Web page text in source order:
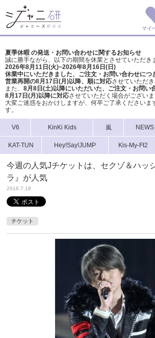
マイ
夏季休暇 の発送・お問い合わせに関するお知らせ
誠に勝手ながら、以下の期間を休業とさせていただき
2026年8月11日(火)~2026年8月16日(日)
休業中にいただきました、ご注文・お問い合わせにつ
営業再開の8月17日(月)以降、順に対応させていただき
また、 8月8日(土)以降にいただいた、ご注文・ お問い
8月17日(月)以降に対応させていただく場合がございま
大変ご迷惑をおかけしますが、 何卒ご了承くださいま
す。
V6 KinKi Kids 嵐 NEWS
KAT-TUN Hey!Say!JUMP Kis-My-Ft2
今週の人気Jチケットは、セクゾ＆ハッ
ラ』が人気
2016.7.18
チケット